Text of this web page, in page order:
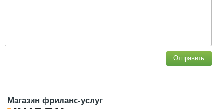
Отправить
Магазин фриланс-услуг